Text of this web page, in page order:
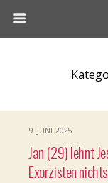
9. JUNI 2025
Jan (29) lehnt
Exorzisten